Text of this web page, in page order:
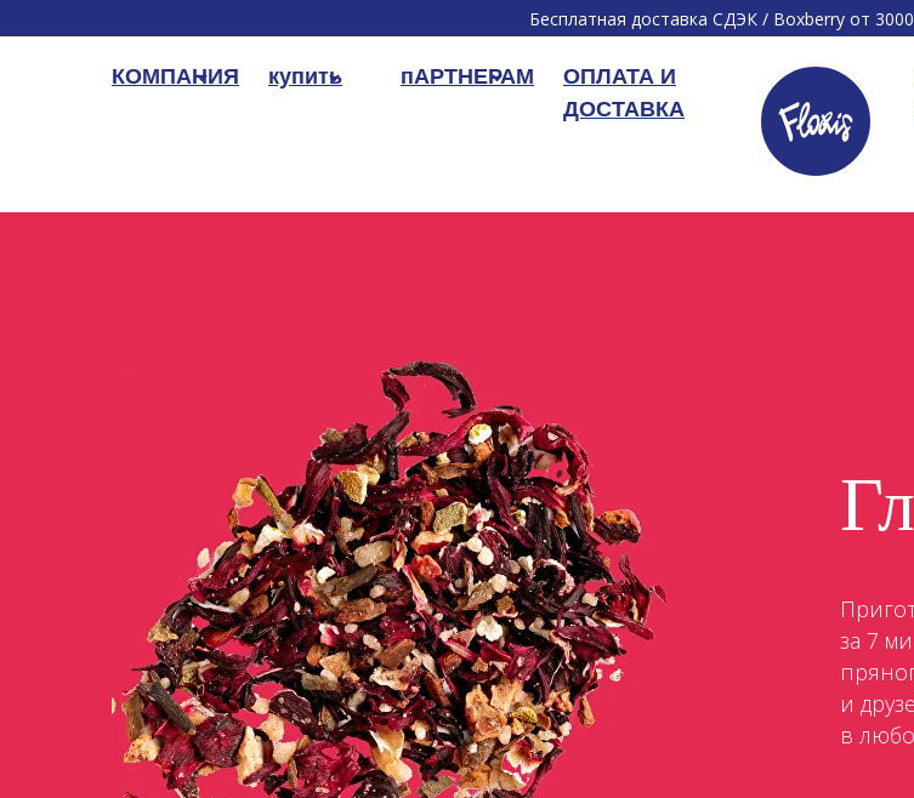
Бесплатная доставка СДЭК / Boxberry от
КОМПАНИЯ пАРТНЕРАМ
купить
ОПЛАТА И
ДОСТАВКА
за 7
и
в